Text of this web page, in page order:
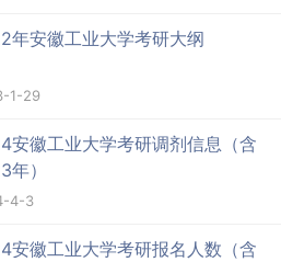
年安徽工业大学考研大纲
1-29
安徽工业大学考研调剂信息（含
年）
4-3
安徽工业大学考研报名人数（含